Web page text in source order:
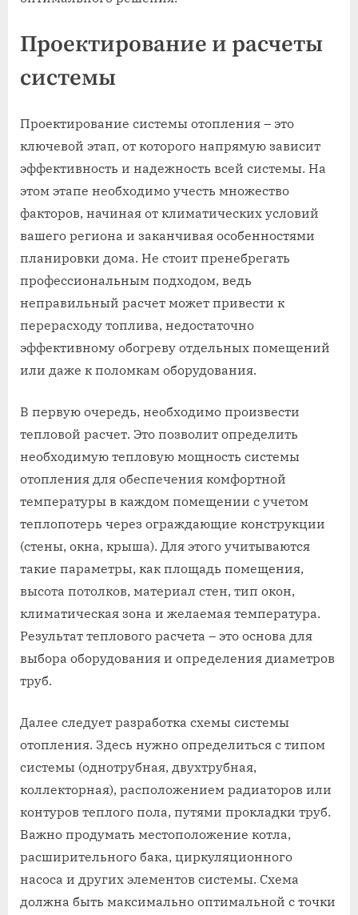
Проектирование и расчеты
системы
Проектирование системы отопления – это
ключевой этап, от которого напрямую зависит
эффективность и надежность всей системы. На
этом этапе необходимо учесть множество
факторов, начиная от климатических условий
вашего региона и заканчивая особенностями
планировки дома. Не стоит пренебрегать
профессиональным подходом, ведь
неправильный расчет может привести к
перерасходу топлива, недостаточно
эффективному обогреву отдельных помещений
или даже к поломкам оборудования.
В первую очередь, необходимо произвести
тепловой расчет. Это позволит определить
необходимую тепловую мощность системы
отопления для обеспечения комфортной
температуры в каждом помещении с учетом
теплопотерь через ограждающие конструкции
(стены, окна, крыша). Для этого учитываются
такие параметры, как площадь помещения,
высота потолков, материал стен, тип окон,
климатическая зона и желаемая температура.
Результат теплового расчета – это основа для
выбора оборудования и определения диаметров
труб.
Далее следует разработка схемы системы
отопления. Здесь нужно определиться с типом
системы (однотрубная, двухтрубная,
коллекторная), расположением радиаторов или
контуров теплого пола, путями прокладки труб.
Важно продумать местоположение котла,
расширительного бака, циркуляционного
насоса и других элементов системы. Схема
должна быть максимально оптимальной с точки